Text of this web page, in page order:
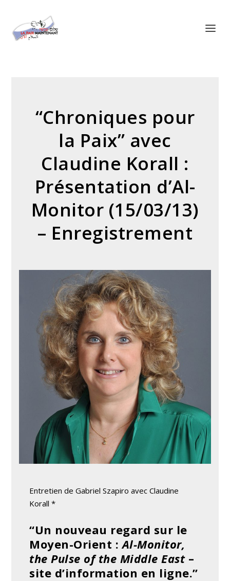
“Chroniques pour
la Paix” avec
Claudine Korall :
Présentation d’Al-
Monitor (15/03/13)
– Enregistrement
Entretien de Gabriel Szapiro avec Claudine
Korall *
“Un nouveau regard sur le
Moyen-Orient :Al-Monitor,
the Pulse of the Middle East–
site d’information en ligne.”